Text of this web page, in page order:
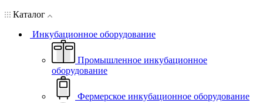
Каталог
Инкубационное оборудование
Промышленное инкубационное
оборудование
Фермерское инкубационное оборудование